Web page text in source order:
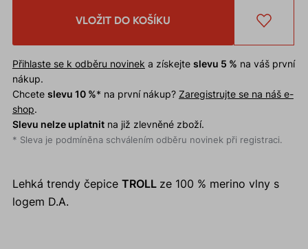
VLOŽIT DO KOŠÍKU
Přihlaste se k odběru novinek a získejte slevu 5 % na váš první
nákup.
Chcete slevu 10 %* na první nákup? Zaregistrujte se na náš e-
shop.
Slevu nelze uplatnitna již zlevněné zboží.
* Sleva je podmíněna schválením odběru novinek při registraci.
Lehká trendy čepice TROLL ze 100 % merino vlny s
logem D.A.